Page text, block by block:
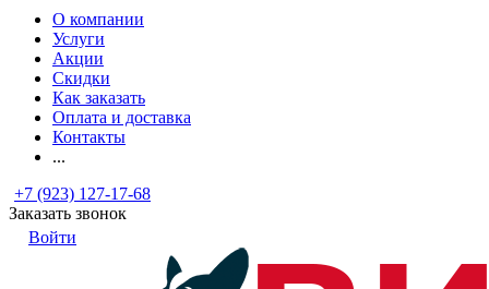
О компании
Услуги
Акции
Скидки
Как заказать
Оплата и доставка
Контакты
...
+7 (923) 127-17-68
Заказать звонок
Войти